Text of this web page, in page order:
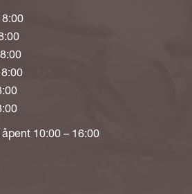
10:00 – 16:00